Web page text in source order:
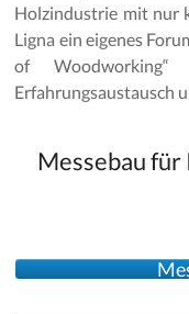
Holzindustrie mit nur
Ligna ein eigenes
of
Erfahrungsaustausch
Messebau